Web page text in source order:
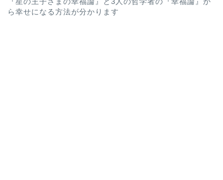
ら幸せになる方法が分かります